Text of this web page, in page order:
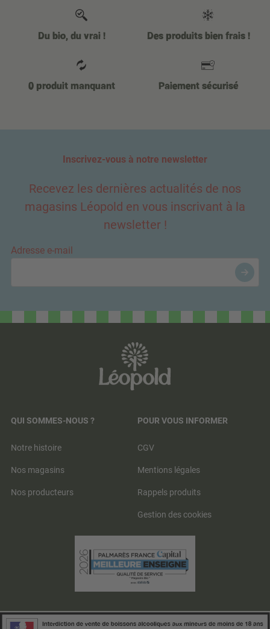
Du bio, du vrai ! Des produits bien frais !
0 produit manquant Paiement sécurisé
Inscrivez-vous à notre newsletter
Recevez les dernières actualités de nos
magasins Léopold en vous inscrivant à la
newsletter !
Adresse e-mail
QUI SOMMES-NOUS ?
Notre histoire
Nos magasins
Nos producteurs
POUR VOUS INFORMER
CGV
Mentions légales
Rappels produits
Gestion des cookies